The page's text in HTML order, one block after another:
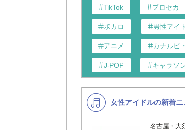
TikTok プロセカ
ボカロ 男性アイ
アニメ カナルビ
J-POP キャラソ
K-POP バンド
洋楽
女性アイドルの新着ニ
名古屋・大